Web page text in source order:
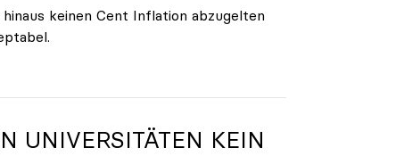
keinen Cent Inflation abzugelten
UNIVERSITÄTEN KEIN